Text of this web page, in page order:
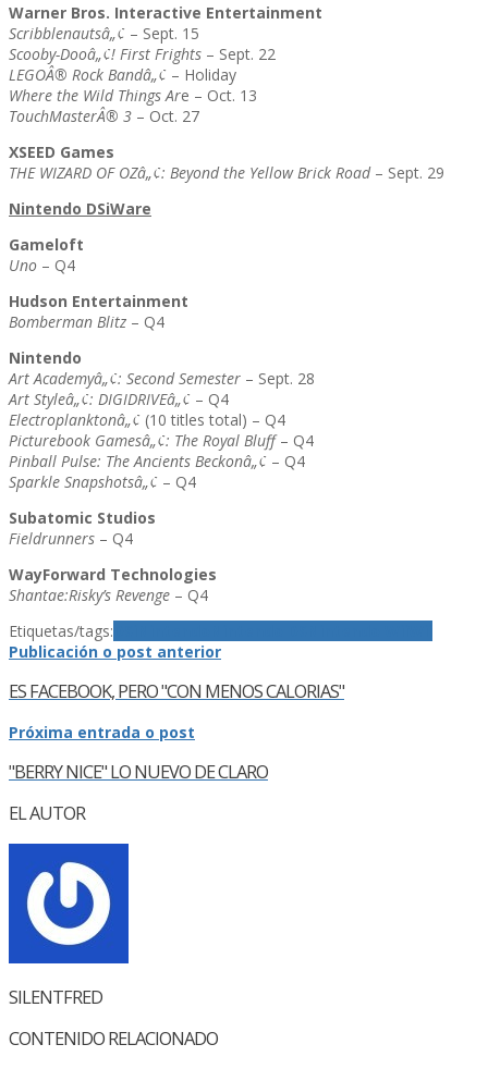
Warner Bros. Interactive Entertainment
Scribblenautsâ„¢ – Sept. 15
Scooby-Dooâ„¢! First Frights – Sept. 22
LEGOÂ® Rock Bandâ„¢ – Holiday
Where the Wild Things Are – Oct. 13
TouchMasterÂ® 3 – Oct. 27
XSEED Games
THE WIZARD OF OZâ„¢: Beyond the Yellow Brick Road– Sept. 29
Nintendo DSiWare
Gameloft
Uno – Q4
Hudson Entertainment
Bomberman Blitz – Q4
Nintendo
Art Academyâ„¢: Second Semester – Sept. 28
Art Styleâ„¢: DIGIDRIVEâ„¢ – Q4
Electroplanktonâ„¢ (10 titles total) – Q4
Picturebook Gamesâ„¢: The Royal Bluff– Q4
Pinball Pulse: The Ancients Beckonâ„¢ – Q4
Sparkle Snapshotsâ„¢ – Q4
Subatomic Studios
Fieldrunners – Q4
WayForward Technologies
Shantae:Risky’s Revenge – Q4
Etiquetas/tags:
Publicación o post anterior
ES FACEBOOK, PERO "CON MENOS CALORIAS"
Próxima entrada o post
"BERRY NICE" LO NUEVO DE CLARO
EL AUTOR
SILENTFRED
CONTENIDO RELACIONADO